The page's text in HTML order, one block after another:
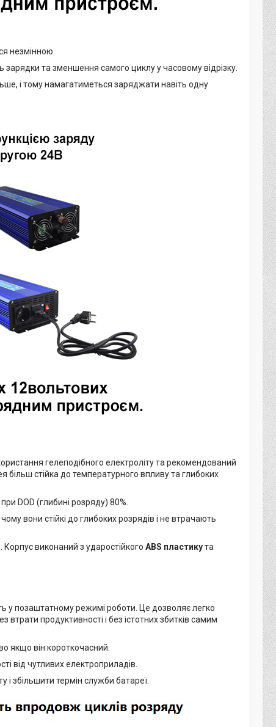
незмінною.
та зменшення самого циклу у часовому відрізку.
і тому намагатиметься заряджати навіть одну
гелеподібного електроліту та рекомендований
більш стійка до температурного впливу та глибоких
DOD (глибині розряду) 80%.
вони стійкі до глибоких розрядів і не втрачають
Корпус виконаний з ударостійкого ABS пластикута
у позаштатному режимі роботи. Це дозволяє легко
втрати продуктивності і без істотних збитків самим
якщо він короткочасний.
від чутливих електроприладів.
і збільшити термін служби батареї.